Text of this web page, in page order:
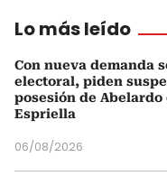
Lo más leído
Con nueva demanda
electoral, piden
posesión de Abelardo
Espriella
06/08/2026